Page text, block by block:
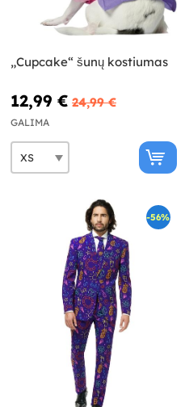
„Cupcake“ šunų kostiumas
12,99 € 24,99 €
GALIMA
-56%